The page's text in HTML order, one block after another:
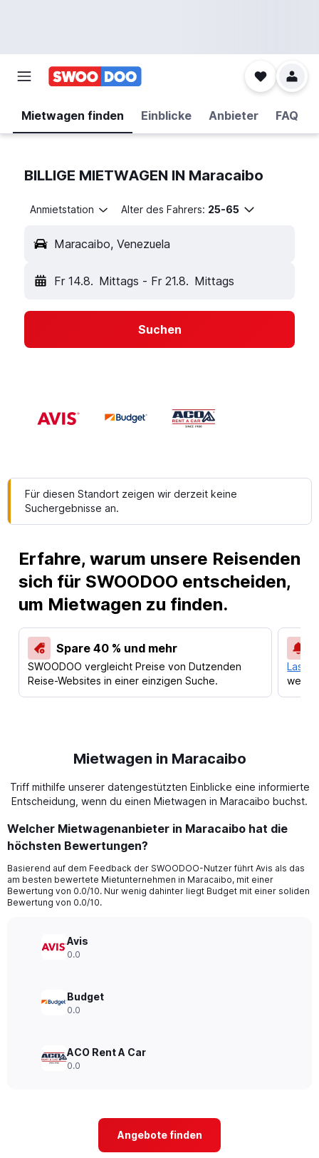
Mietwagen finden Einblicke Anbieter FAQ
BILLIGE MIETWAGEN IN Maracaibo
Anmietstation Alter des Fahrers: 25-65
Maracaibo, Venezuela
Fr 14.8. Mittags - Fr 21.8. Mittags
Suchen
Für diesen Standort zeigen wir derzeit keine
Suchergebnisse an.
Erfahre, warum unsere Reisenden
sich für SWOODOO entscheiden,
um Mietwagen zu finden.
Spare 40 % und mehr
SWOODOO vergleicht Preise von Dutzenden
Reise-Websites in einer einzigen Suche.
Lass
Mietwagen in Maracaibo
Triff mithilfe unserer datengestützten Einblicke eine informierte
Entscheidung, wenn du einen Mietwagen in Maracaibo buchst.
Welcher Mietwagenanbieter in Maracaibo hat die
höchsten Bewertungen?
Basierend auf dem Feedback der SWOODOO-Nutzer führt Avis als das
am besten bewertete Mietunternehmen in Maracaibo, mit einer
Bewertung von 0.0/10. Nur wenig dahinter liegt Budget mit einer soliden
Bewertung von 0.0/10.
Avis
0.0
Budget
0.0
ACO Rent A Car
0.0
Angebote finden